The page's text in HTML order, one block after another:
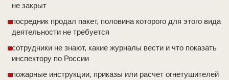
не закрыт
посредник продал пакет, половина которого для этого вида
деятельности не требуется
сотрудники не знают, какие журналы вести и что показать
инспектору по России
пожарные инструкции, приказы или расчет огнетушителей